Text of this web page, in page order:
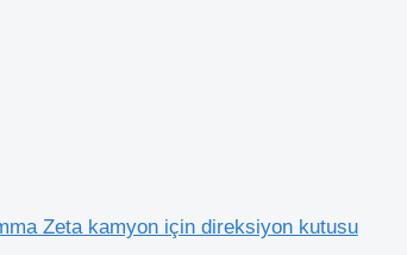
Zeta kamyon için direksiyon kutusu